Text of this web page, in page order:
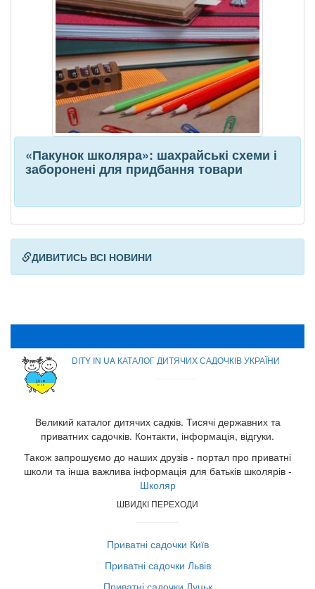
«Пакунок школяра»: шахрайські схеми і
заборонені для придбання товари
ДИВИТИСЬ ВСІ НОВИНИ
DITY IN UA КАТАЛОГ ДИТЯЧИХ САДОЧКІВ УКРАЇНИ
Великий каталог дитячих садків. Тисячі державних та
приватних садочків. Контакти, інформація, відгуки.
Також запрошуємо до наших друзів - портал про приватні
школи та інша важлива інформація для батьків школярів -
Школяр
ШВИДКІ ПЕРЕХОДИ
Приватні садочки Київ
Приватні садочки Львів
Приватні садочки Луцьк